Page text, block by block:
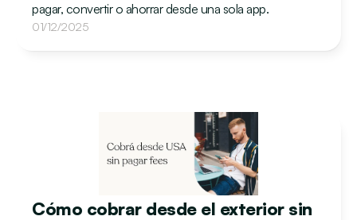
pagar, convertir o ahorrar desde una sola app.
01/12/2025
Cómo cobrar desde el exterior sin